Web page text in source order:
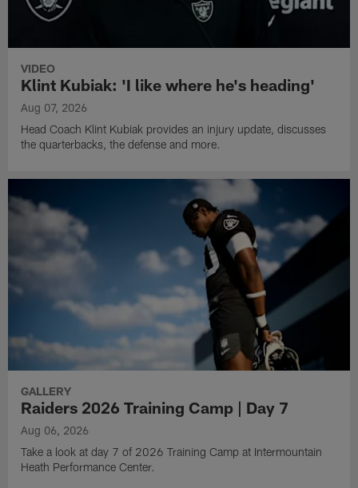
VIDEO
Klint Kubiak: 'I like where he's heading'
Aug 07, 2026
Head Coach Klint Kubiak provides an injury update, discusses
the quarterbacks, the defense and more.
GALLERY
Raiders 2026 Training Camp | Day 7
Aug 06, 2026
Take a look at day 7 of 2026 Training Camp at Intermountain
Heath Performance Center.